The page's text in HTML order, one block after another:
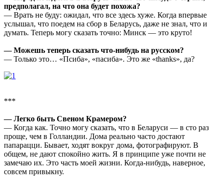
предполагал, на что она будет похожа?
— Врать не буду: ожидал, что все здесь хуже. Когда впервые
услышал, что поедем на сбор в Беларусь, даже не знал, что и
думать. Теперь могу сказать точно: Минск — это круто!
— Можешь теперь сказать что-нибудь на русском?
— Только это… «Псиба», «пасиба». Это же «thanks», да?
***
— Легко быть Свеном Крамером?
— Когда как. Точно могу сказать, что в Беларуси — в сто раз
проще, чем в Голландии. Дома реально часто достают
папарацци. Бывает, ходят вокруг дома, фотографируют. В
общем, не дают спокойно жить. Я в принципе уже почти не
замечаю их. Это часть моей жизни. Когда-нибудь, наверное,
совсем привыкну.